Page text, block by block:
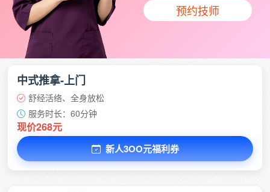
预约技师
中式推拿-上门
舒经活络、全身放松
服务时长：60分钟
现价268元
新人3OO元福利券